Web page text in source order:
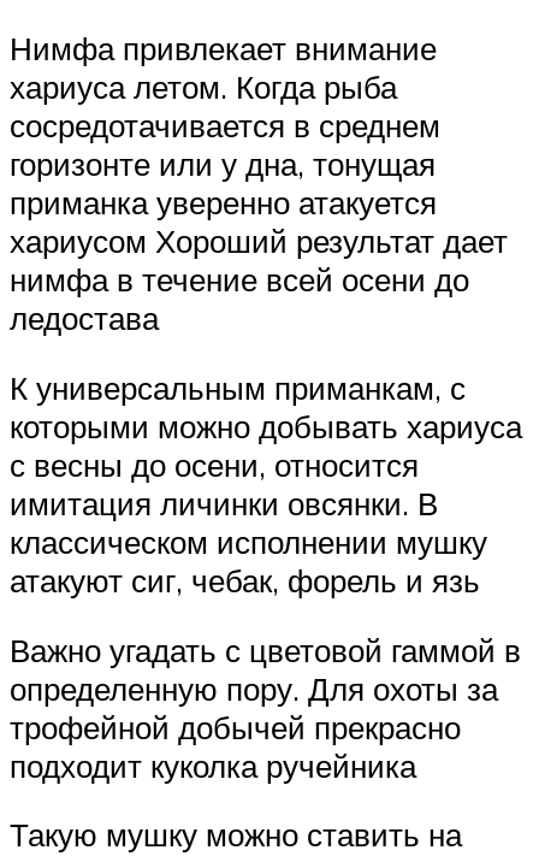
Нимфа привлекает внимание
хариуса летом. Когда рыба
сосредотачивается в среднем
горизонте или у дна, тонущая
приманка уверенно атакуется
хариусом Хороший результат дает
нимфа в течение всей осени до
ледостава
К универсальным приманкам, с
которыми можно добывать хариуса
с весны до осени, относится
имитация личинки овсянки. В
классическом исполнении мушку
атакуют сиг, чебак, форель и язь
Важно угадать с цветовой гаммой в
определенную пору. Для охоты за
трофейной добычей прекрасно
подходит куколка ручейника
Такую мушку можно ставить на